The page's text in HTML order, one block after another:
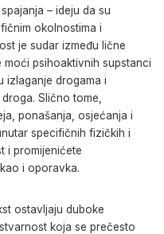
– ideju da su
okolnostima i
je sudar između lične
psihoaktivnih supstanci
izlaganje drogama i
Slično tome,
ponašanja, osjećanja i
specifičnih fizičkih i
i promijenićete
i oporavka.
ostavljaju duboke
koja se prečesto